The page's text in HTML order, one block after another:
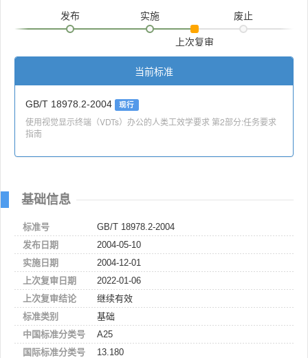
发布 实施
上次复审
废止
当前标准
GB/T 18978.2-2004 现行
使用视觉显示终端（VDTs）办公的人类工效学要求 第2部分:任务要求
指南
基础信息
标准号
GB/T 18978.2-2004
发布日期
2004-05-10
实施日期
2004-12-01
上次复审日期
2022-01-06
上次复审结论
继续有效
标准类别
基础
中国标准分类号
A25
国际标准分类号
13.180